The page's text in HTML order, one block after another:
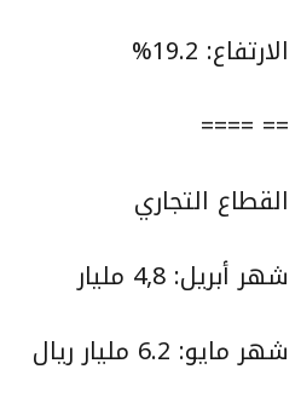
الارتفاع: 19.2%
== ====
القطاع التجاري
شهر أبريل: 4,8 مليار
شهر مايو: 6.2 مليار ريال